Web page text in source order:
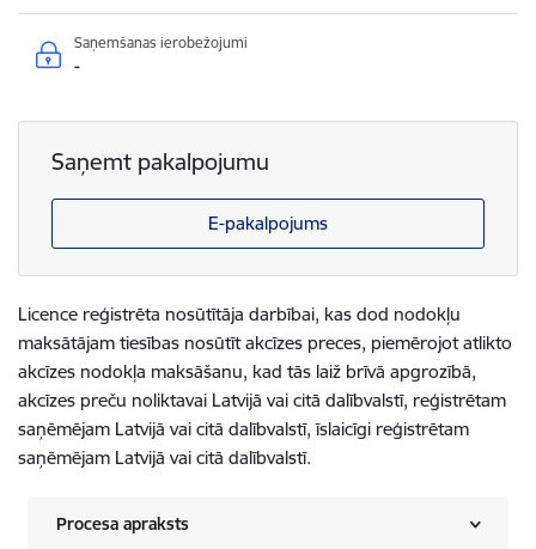
Saņemšanas ierobežojumi
-
Saņemt pakalpojumu
E-pakalpojums
Licence reģistrēta nosūtītāja darbībai, kas dod nodokļu
maksātājam tiesības nosūtīt akcīzes preces, piemērojot atlikto
akcīzes nodokļa maksāšanu, kad tās laiž brīvā apgrozībā,
akcīzes preču noliktavai Latvijā vai citā dalībvalstī, reģistrētam
saņēmējam Latvijā vai citā dalībvalstī, īslaicīgi reģistrētam
saņēmējam Latvijā vai citā dalībvalstī.
Procesa apraksts